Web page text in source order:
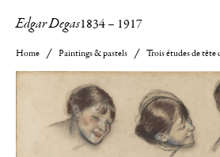
Edgar Degas1834– 1917
Home Paintings & pastels Trois études de tête